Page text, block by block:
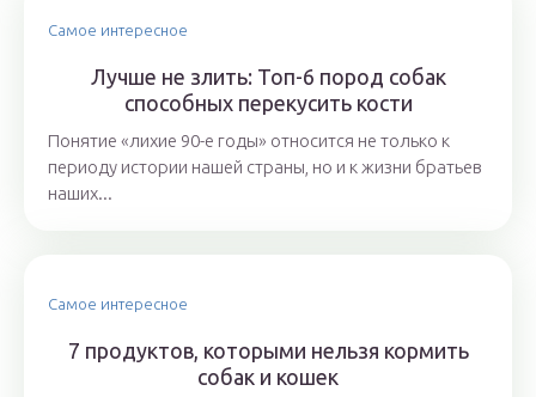
Самое интересное
Лучше не злить: Топ-6 пород собак
способных перекусить кости
Понятие «лихие 90-е годы» относится не только к
периоду истории нашей страны, но и к жизни братьев
наших...
Самое интересное
7 продуктов, которыми нельзя кормить
собак и кошек